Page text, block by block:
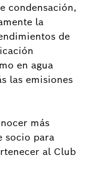
condensación,
la
de
en agua
las emisiones
más
socio para
al Club